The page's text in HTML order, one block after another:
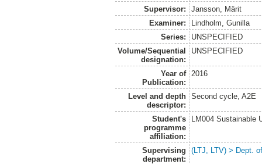
Supervisor:
Jansson, Märit
Examiner:
Lindholm, Gunilla
Series:
UNSPECIFIED
Volume/Sequential
designation:
UNSPECIFIED
Year of
Publication:
2016
Level and depth
descriptor:
Second cycle, A2E
Student's
programme
affiliation:
LM004 Sustainable
Supervising
department:
(LTJ, LTV) > Dept.